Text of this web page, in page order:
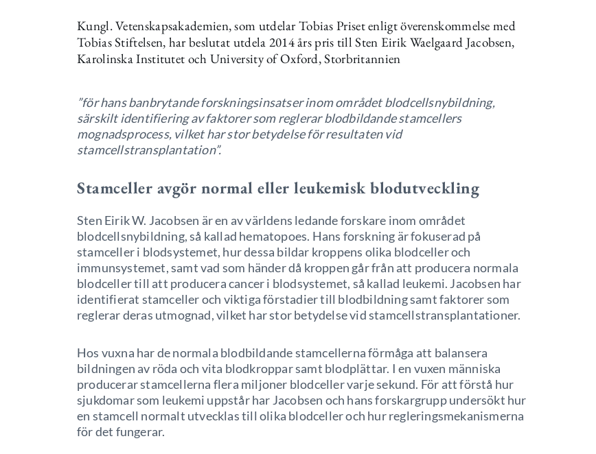
Kungl. Vetenskapsakademien, som utdelar Tobias Priset enligt överenskommelse med
Tobias Stiftelsen, har beslutat utdela 2014 års pris till Sten Eirik Waelgaard Jacobsen,
Karolinska Institutet och University of Oxford, Storbritannien
”för hans banbrytande forskningsinsatser inom området blodcellsnybildning,
särskilt identifiering av faktorer som reglerar blodbildande stamcellers
mognadsprocess, vilket har stor betydelse för resultaten vid
stamcellstransplantation”.
Stamceller avgör normal eller leukemisk blodutveckling
Sten Eirik W. Jacobsen är en av världens ledande forskare inom området
blodcellsnybildning, så kallad hematopoes. Hans forskning är fokuserad på
stamceller i blodsystemet, hur dessa bildar kroppens olika blodceller och
immunsystemet, samt vad som händer då kroppen går från att producera normala
blodceller till att producera cancer i blodsystemet, så kallad leukemi. Jacobsen har
identifierat stamceller och viktiga förstadier till blodbildning samt faktorer som
reglerar deras utmognad, vilket har stor betydelse vid stamcellstransplantationer.
Hos vuxna har de normala blodbildande stamcellerna förmåga att balansera
bildningen av röda och vita blodkroppar samt blodplättar. I en vuxen människa
producerar stamcellerna flera miljoner blodceller varje sekund. För att förstå hur
sjukdomar som leukemi uppstår har Jacobsen och hans forskargrupp undersökt hur
en stamcell normalt utvecklas till olika blodceller och hur regleringsmekanismerna
för det fungerar.